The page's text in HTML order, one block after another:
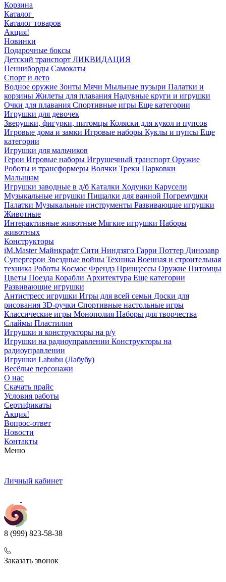
Корзина
Каталог
Каталог товаров
Акция!
Новинки
Подарочные боксы
Детский транспорт ЛИКВИДАЦИЯ
Пенниборды Самокаты
Спорт и лето
Водное оружие Зонты Мячи Мыльные пузыри Палатки и
корзины Жилеты для плавания Надувные круги и игрушки
Очки для плавания Спортивные игры Еще категории
Игрушки для девочек
Зверушки, фигурки, питомцы Коляски для кукол и пупсов
Игровые дома и замки Игровые наборы Куклы и пупсы Еще
категории
Игрушки для мальчиков
Герои Игровые наборы Игрушечный транспорт Оружие
Роботы и трансформеры Волчки Треки Парковки
Малышам
Игрушки заводные в д/б Каталки Ходунки Карусели
Музыкальные игрушки Пищалки для ванной Погремушки
Палатки Музыкальные инструменты Развивающие игрушки
Животные
Интерактивные животные Мягкие игрушки Наборы
животных
Конструкторы
iM.Master Майнкрафт Сити Ниндзяго Гарри Поттер Динозавр
Супергерои Звездные войны Техника Военная и строительная
техника Роботы Космос Френдз Принцессы Оружие Питомцы
Цветы Поезда Корабли Архитектура Еще категории
Развивающие игрушки
Антистресс игрушки Игры для всей семьи Доски для
рисования 3D-ручки Спортивные настольные игры
Классические игры Монополия Наборы для творчества
Слаймы Пластилин
Игрушки и конструкторы на р/у
Игрушки на радиоуправлении Конструкторы на
радиоуправлении
Игрушки Labubu (Лабубу)
Весёлые персонажи
О нас
Скачать прайс
Условия работы
Сертификаты
Акция!
Вопрос-ответ
Новости
Контакты
Меню
Личный кабинет
8 (999) 823-58-38
Заказать звонок